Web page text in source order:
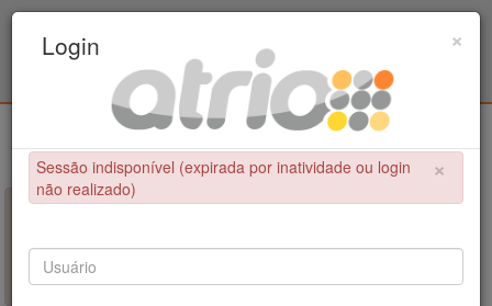
Civil / UPE
×
NÃO FOI POSSÍVEL CONCLUIR A OPERAÇÃO
Sessão indisponível (expirada por inatividade ou login não
realizado)
×
Login
×
Sessão indisponível (expirada por inatividade ou login
não realizado)